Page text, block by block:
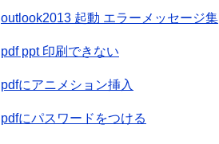
outlook2013 起動 エラーメッセージ集
pdf ppt 印刷できない
pdfにアニメション挿入
pdfにパスワードをつける